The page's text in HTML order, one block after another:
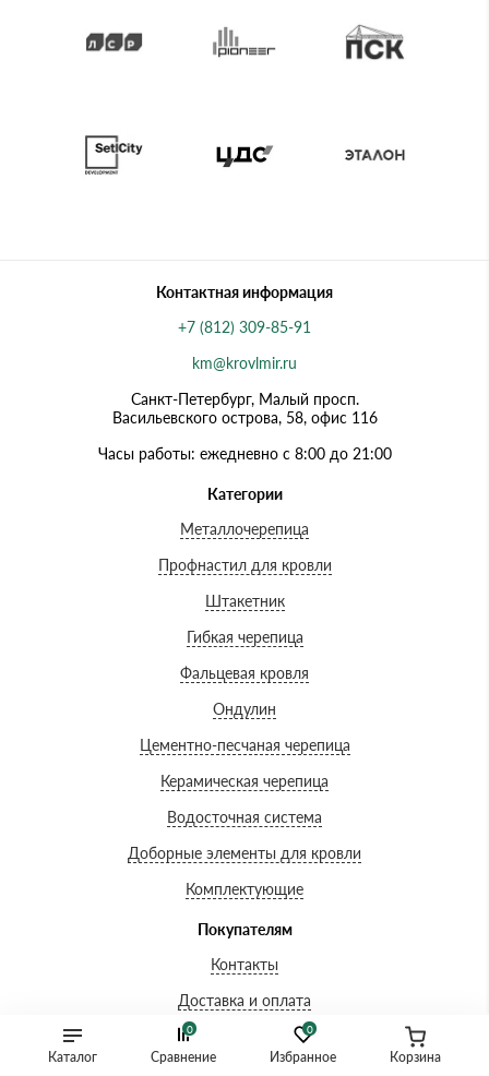
Каталог
0
Избранное
0
Сравнение Корзина
Контактная информация
+7 (812) 309-85-91
km@krovlmir.ru
Санкт-Петербург, Малый просп.
Васильевского острова, 58, офис 116
Часы работы: ежедневно с 8:00 до 21:00
Категории
Металлочерепица
Профнастил для кровли
Штакетник
Гибкая черепица
Фальцевая кровля
Ондулин
Цементно-песчаная черепица
Керамическая черепица
Водосточная система
Доборные элементы для кровли
Комплектующие
Покупателям
Контакты
Доставка и оплата
Вопросы-ответы